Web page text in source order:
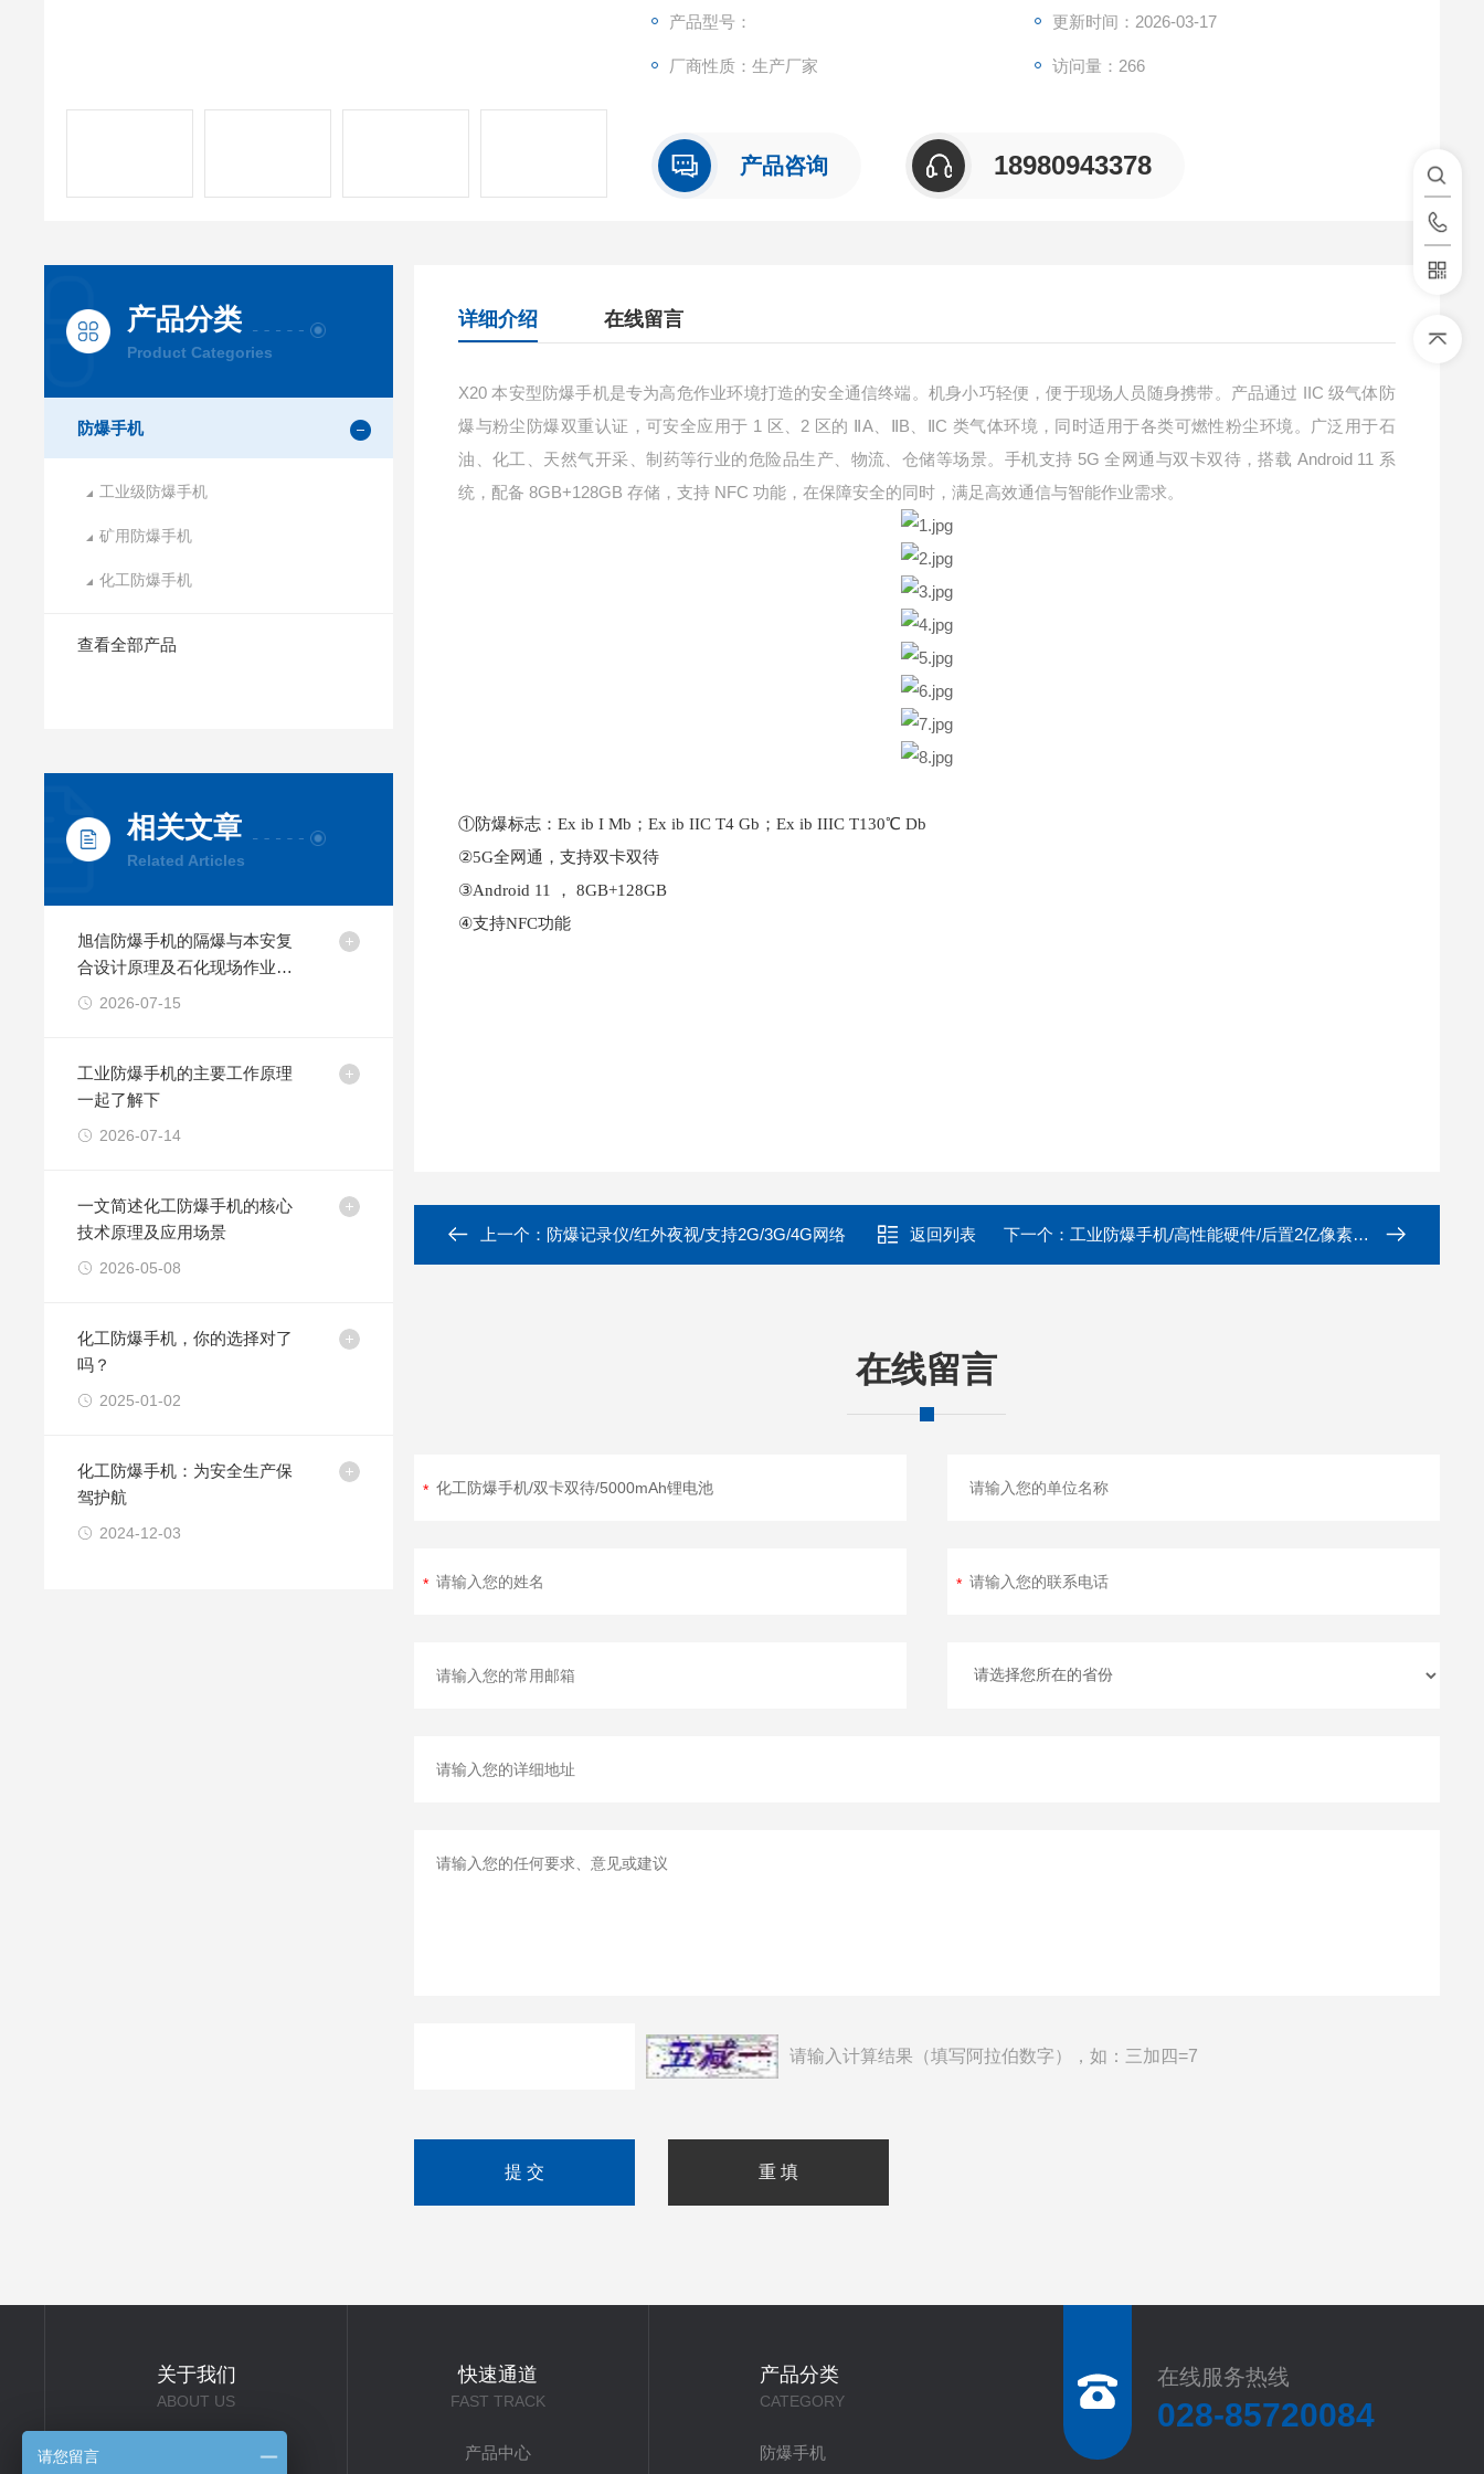
产品型号： 更新时间：2026-03-17
厂商性质：生产厂家 访问量：266
产品咨询 18980943378
产品分类
Product Categories
防爆手机
工业级防爆手机
矿用防爆手机
化工防爆手机
查看全部产品
相关文章
Related Articles
旭信防爆手机的隔爆与本安复
合设计原理及石化现场作业应
用
2026-07-15
工业防爆手机的主要工作原理
一起了解下
2026-07-14
一文简述化工防爆手机的核心
技术原理及应用场景
2026-05-08
化工防爆手机，你的选择对了
吗？
2025-01-02
化工防爆手机：为安全生产保
驾护航
2024-12-03
详细介绍 在线留言
X20本安型防爆手机是专为高危作业环境打造的安全通信终端。机身小巧轻便，便于现场人员随身携带。产品通过 IIC级气体防
爆与粉尘防爆双重认证，可安全应用于 1 区、 2 区的 A、 B C 类气体环境，同时适用于各类可燃性粉尘环境。广泛用于石
油、化工、天然气开采、制药等行业的危险品生产、物流、仓储等场景。手机支持 5G全网通与双卡双待，搭载 Android 11
系
统，配备 8GB+128GB存储，支持 NFC功能，在保障安全的同时，满足高效通信与智能作业需求。
①防爆标志：Ex ib I Mb；Ex ib IIC T4 Gb；Ex ib IIIC T130℃ Db
②5G全网通，支持双卡双待
③Android 11 ， 8GB+128GB
④支持NFC功能
上一个： 防爆记录仪/红外夜视/支持2G/3G/4G网络 返回列表 下一个： 工业防爆手机/高性能硬件/后置2亿像素主摄
在线留言
请输入计算结果（填写阿拉伯数字），如：三加四=7
关于我们
ABOUT US
快速通道
FAST TRACK
产品中心
产品分类
CATEGORY
防爆手机
在线服务热线
028-85720084
请您留言